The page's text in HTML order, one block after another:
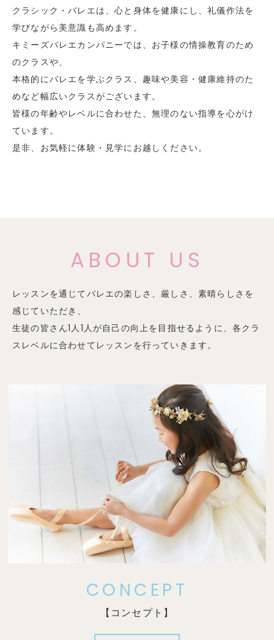
クラシック・バレエは、心と身体を健康にし、礼儀作法を
学びながら美意識も高めます。
キミーズバレエカンパニーでは、お子様の情操教育のため
のクラスや、
本格的にバレエを学ぶクラス、趣味や美容・健康維持のた
めなど幅広いクラスがございます。
皆様の年齢やレベルに合わせた、無理のない指導を心がけ
ています。
是非、お気軽に体験・見学にお越しください。
ABOUT US
レッスンを通じてバレエの楽しさ、厳しさ、素晴らしさを
感じていただき、
生徒の皆さん1人1人が自己の向上を目指せるように、各クラ
スレベルに合わせてレッスンを行っていきます。
CONCEPT
【コンセプト】